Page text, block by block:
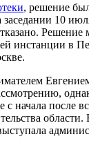
, решение
заседании 10
Решение
инстанции в
с начала после
области.